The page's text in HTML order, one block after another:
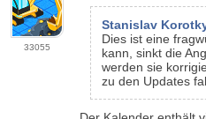
33055
Stanislav
Dies ist eine
kann, sinkt die
werden sie
zu den Updates